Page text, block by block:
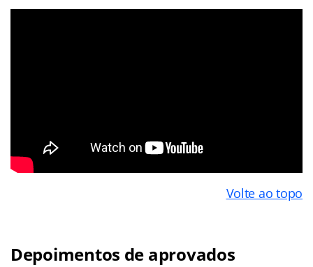
Volte ao topo
Depoimentos de aprovados